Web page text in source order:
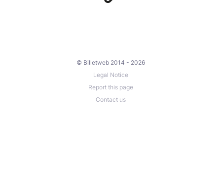
© Billetweb 2014 - 2026
Legal Notice
Report this page
Contact us